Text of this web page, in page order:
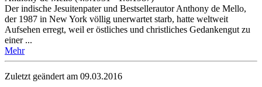
Der indische Jesuitenpater und Bestsellerautor Anthony de Mello,
der 1987 in New York völlig unerwartet starb, hatte weltweit
Aufsehen erregt, weil er östliches und christliches Gedankengut zu
einer ...
Mehr
Zuletzt geändert am 09­.03.2016